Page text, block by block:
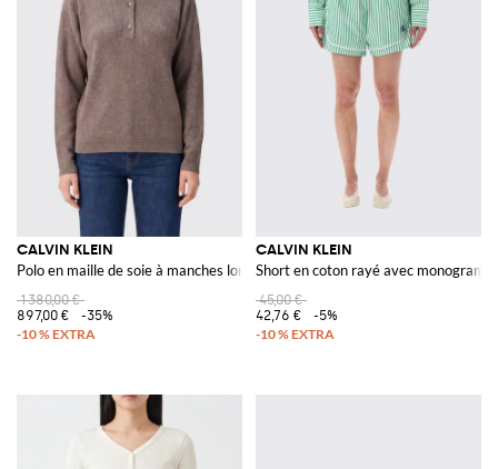
CALVIN KLEIN
Polo en maille de soie à manches longues
1 380,00 €
897,00 €
-35%
CALVIN KLEIN
Short en coton rayé avec
45,00 €
42,76 €
-5%